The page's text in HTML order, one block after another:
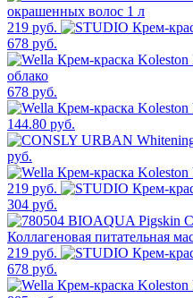
219 руб.
678 руб.
678 руб.
144.80 руб.
руб.
219 руб.
304 руб.
219 руб.
678 руб.